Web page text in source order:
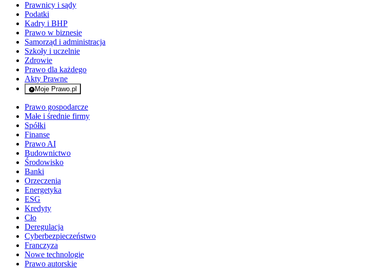
Prawnicy i sądy
Podatki
Kadry i BHP
Prawo w biznesie
Samorząd i administracja
Szkoły i uczelnie
Zdrowie
Prawo dla każdego
Akty Prawne
Moje Prawo.pl
- rejestracja i logowanie do serwisu
Prawo gospodarcze
Małe i średnie firmy
Spółki
Finanse
Prawo AI
Budownictwo
Środowisko
Banki
Orzeczenia
Energetyka
ESG
Kredyty
Cło
Deregulacja
Cyberbezpieczeństwo
Franczyza
Nowe technologie
Prawo autorskie